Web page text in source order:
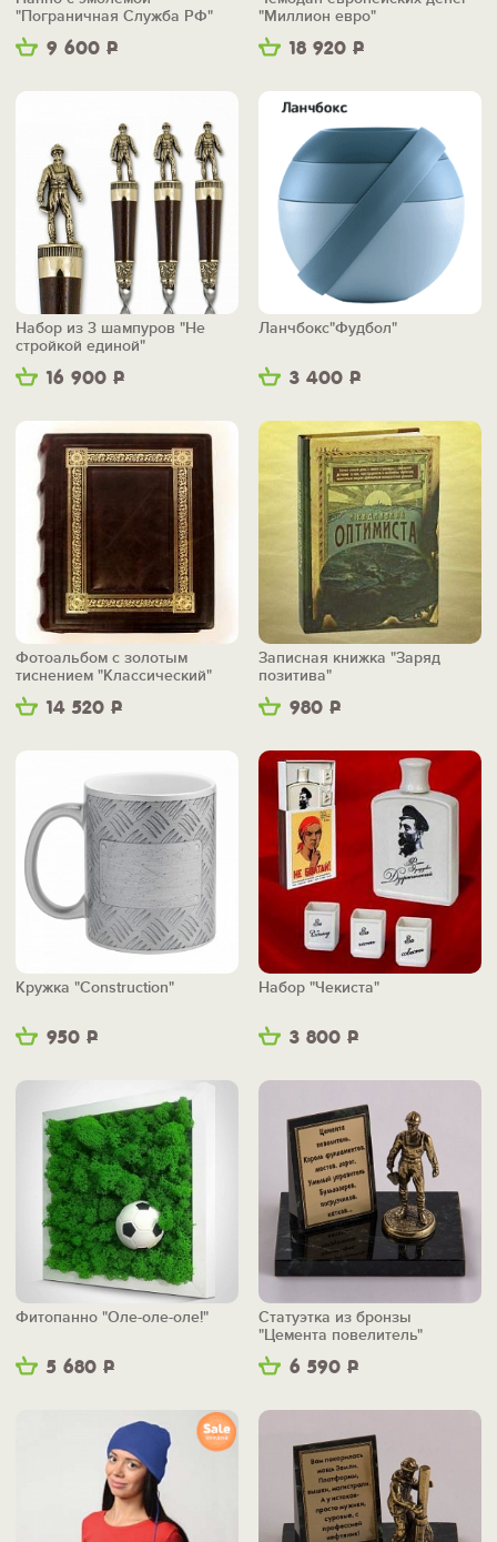
9 600 Р
"Пограничная Служба РФ"
18 920 Р
"Миллион евро"
16 900 Р
Набор из 3 шампуров "Не
стройкой единой"
3 400 Р
Ланчбокс"Фудбол"
14 520 Р
Фотоальбом с золотым
тиснением "Классический"
980 Р
Записная книжка "Заряд
позитива"
950 Р
Кружка "Construction"
3 800 Р
Набор "Чекиста"
5 680 Р
Фитопанно "Оле-оле-оле!"
6 590 Р
Статуэтка из бронзы
"Цемента повелитель"